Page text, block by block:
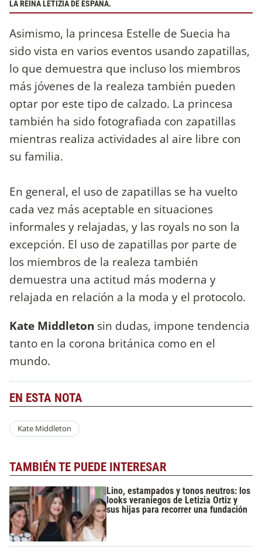
LA REINA LETIZIA DE ESPAÑA.
Asimismo, la princesa Estelle de Suecia ha
sido vista en varios eventos usando zapatillas,
lo que demuestra que incluso los miembros
más jóvenes de la realeza también pueden
optar por este tipo de calzado. La princesa
también ha sido fotografiada con zapatillas
mientras realiza actividades al aire libre con
su familia.
En general, el uso de zapatillas se ha vuelto
cada vez más aceptable en situaciones
informales y relajadas, y las royals no son la
excepción. El uso de zapatillas por parte de
los miembros de la realeza también
demuestra una actitud más moderna y
relajada en relación a la moda y el protocolo.
Kate Middleton sin dudas, impone tendencia
tanto en la corona británica como en el
mundo.
EN ESTA NOTA
Kate Middleton
TAMBIÉN TE PUEDE INTERESAR
Lino, estampados y tonos neutros: los
looks veraniegos de Letizia Ortiz y
sus hijas para recorrer una fundación